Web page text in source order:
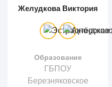
Желудкова Виктория
Образование
ГБПОУ
Березняковское